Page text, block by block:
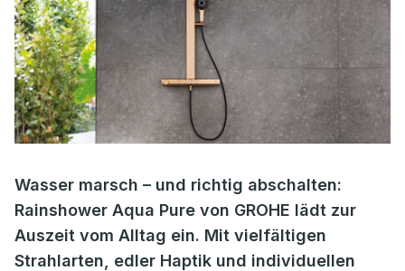
Wasser marsch – und richtig abschalten:
Rainshower Aqua Pure von GROHE lädt zur
Auszeit vom Alltag ein. Mit vielfältigen
Strahlarten, edler Haptik und individuellen